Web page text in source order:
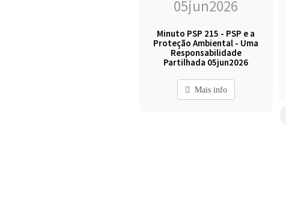
Minuto PSP 215 - PSP e a
Proteção Ambiental - Uma
Responsabilidade
Partilhada 05jun2026
Mais info